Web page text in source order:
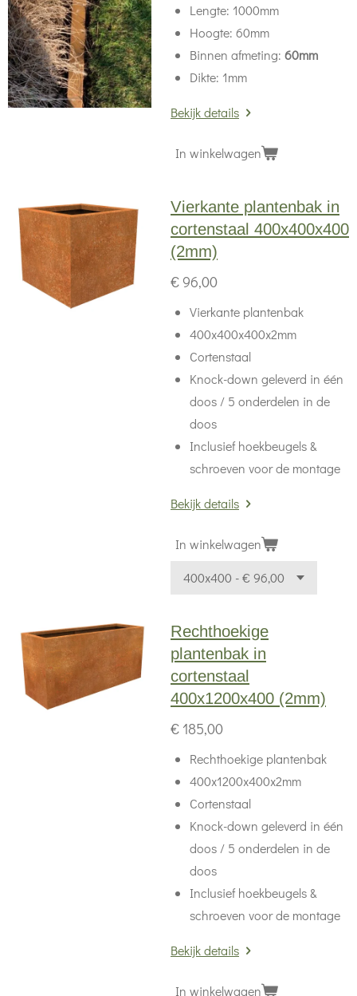
Lengte: 1000mm
Hoogte: 60mm
Binnen afmeting: 60mm
Dikte: 1mm
Bekijk details
In winkelwagen
Vierkante plantenbak in
cortenstaal 400x400x400
(2mm)
€ 96,00
Vierkante plantenbak
400x400x400x2mm
Cortenstaal
Knock-down geleverd in één
doos / 5 onderdelen in de
doos
Inclusief hoekbeugels &
schroeven voor de montage
Bekijk details
In winkelwagen
Rechthoekige
plantenbak in
cortenstaal
400x1200x400 (2mm)
€ 185,00
Rechthoekige plantenbak
400x1200x400x2mm
Cortenstaal
Knock-down geleverd in één
doos / 5 onderdelen in de
doos
Inclusief hoekbeugels &
schroeven voor de montage
Bekijk details
In winkelwagen